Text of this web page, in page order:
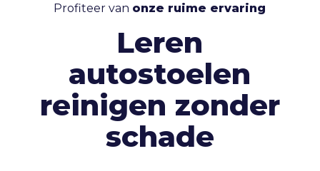
Profiteer van onze ruime ervaring
Leren
autostoelen
reinigen zonder
schade